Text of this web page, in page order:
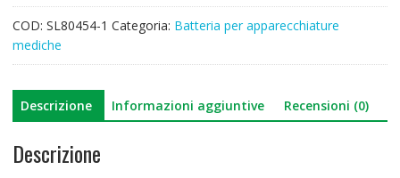
IV
quantità
COD: SL80454-1 Categoria: Batteria per apparecchiature
mediche
Descrizione Informazioni aggiuntive Recensioni (0)
Descrizione